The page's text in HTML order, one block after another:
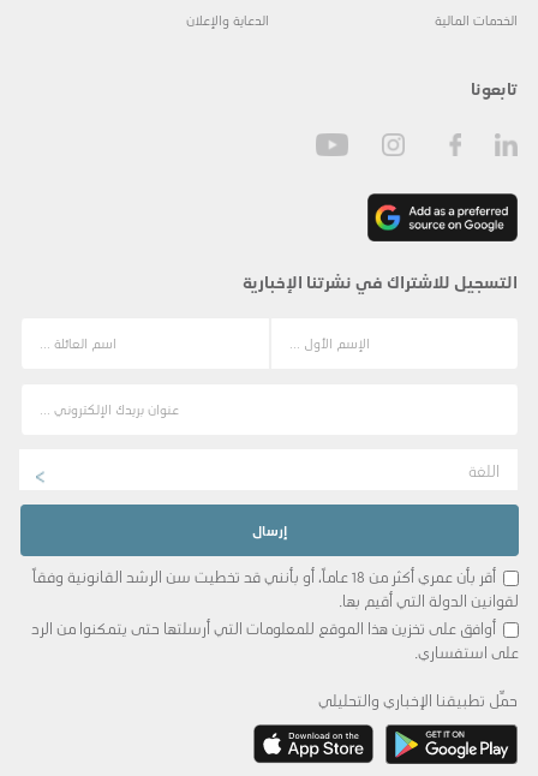
الخدمات المالية
الدعاية والإعلان
تابعونا
التسجيل للاشتراك في نشرتنا الإخبارية
اللغة
أقر بأن عمري أكثر من 18 عاماً، أو بأنني قد تخطيت سن الرشد القانونية وفقاً
لقوانين الدولة التي أقيم بها.
أوافق على تخزين هذا الموقع للمعلومات التي أرسلتها حتى يتمكنوا من الرد
على استفساري.
حمِّل تطبيقنا الإخباري والتحليلي